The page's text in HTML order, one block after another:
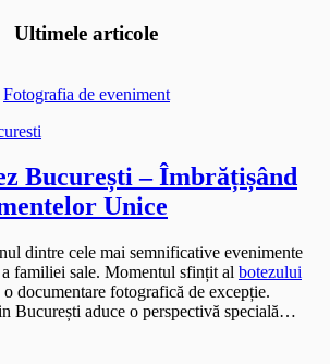
Ultimele articole
Fotografia de eveniment
București – Îmbrățișând
Unice
dintre cele mai semnificative evenimente
familiei sale. Momentul sfințit al botezului
documentare fotografică de excepție.
București aduce o perspectivă specială…